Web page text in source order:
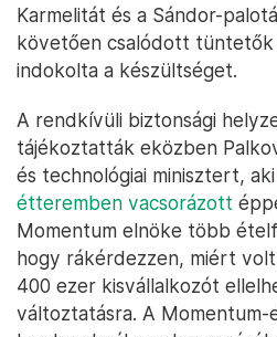
Karmelitát és a Sándor-
követően csalódott tüntetők
indokolta a készültséget.
A rendkívüli biztonsági
tájékoztatták eközben
és technológiai minisztert, aki
étteremben vacsorázott
Momentum elnöke több
hogy rákérdezzen, miért
400 ezer kisvállalkozót
változtatásra. A Momentum-